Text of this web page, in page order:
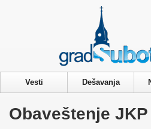
Vesti Dešavanja
Obaveštenje
Privacy &